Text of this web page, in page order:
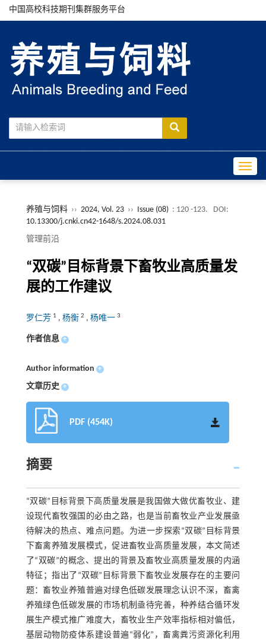
中国高校科技期刊集群服务平台
养殖与饲料 ›› 2024, Vol. 23 ›› Issue (08) : 120 -123.
DOI:
10.13300/j.cnki.cn42-1648/s.2024.08.031
管理前沿
“双碳”目标背景下畜牧业高质量发
展的工作建议
罗仁芳 1 , 杨衡 2 , 杨唯一 3
作者信息 +
Author information +
文章历史 +
PDF (454K)
摘要
“双碳”目标背景下高质量发展是我国做大做优畜牧业、建
设现代畜牧强国的必由之路，也是当前畜牧业产业发展亟
待解决的热点、难点问题。为进一步探索“双碳”目标背景
下畜禽养殖发展模式，促进畜牧业高质量发展，本文简述
了“双碳”的概念、提出的背景及畜牧业高质量发展的内涵
特征；指出了“双碳”目标背景下畜牧业发展存在的主要问
题：畜牧业养殖普遍对绿色低碳发展理念认识不深，畜禽
养殖绿色低碳发展的市场机制亟待完善，种养结合循环发
展生产模式推广难度大，畜牧业生产效率指标相对偏低，
基层动物防疫体系建设普遍“弱化”，畜禽粪污资源化利用